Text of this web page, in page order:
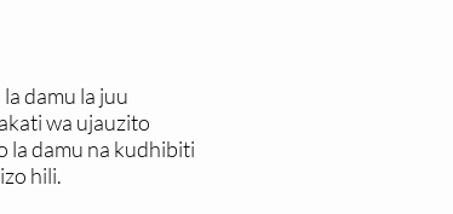
damu la juu
wa ujauzito
la damu na kudhibiti
hili.